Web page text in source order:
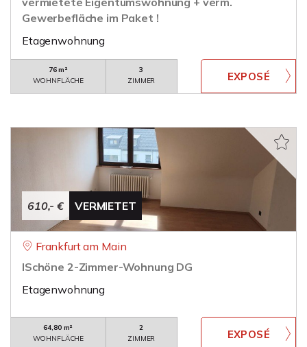
Gewerbefläche im Paket !
Etagenwohnung
76 m²
WOHNFLÄCHE
3
ZIMMER
610,- € VERMIETET
Frankfurt am Main
lSchöne 2-Zimmer-Wohnung DG
Etagenwohnung
64,80 m²
WOHNFLÄCHE
2
ZIMMER